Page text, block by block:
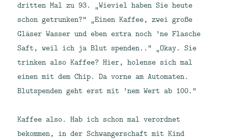
dritten Mal zu 93. „Wieviel haben Sie heute
schon getrunken?“ „Einen Kaffee, zwei große
Gläser Wasser und eben extra noch ’ne Flasche
Saft, weil ich ja Blut spenden..“ „Okay. Sie
trinken also Kaffee? Hier, holense sich mal
einen mit dem Chip. Da vorne am Automaten.
Blutspenden geht erst mit ’nem Wert ab 100.“
Kaffee also. Hab ich schon mal verordnet
bekommen, in der Schwangerschaft mit Kind